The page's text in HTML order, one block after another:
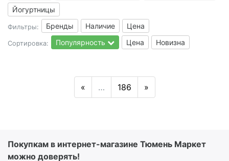
Йогуртницы
Фильтры: Бренды Наличие Цена
Сортировка: Популярность Цена Новизна
« … 186 »
Покупкам в интернет-магазине Тюмень Маркет
можно доверять!